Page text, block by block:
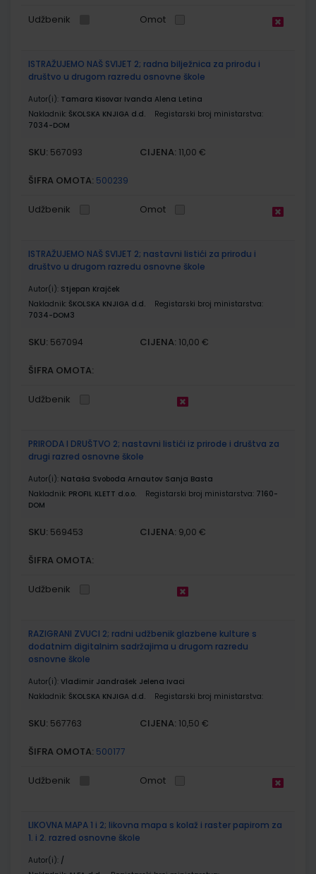
Udžbenik Omot
ISTRAŽUJEMO NAŠ SVIJET 2; radna bilježnica za prirodu i
društvo u drugom razredu osnovne škole
Autor(i): Tamara Kisovar Ivanda Alena Letina
Nakladnik: ŠKOLSKA KNJIGA d.d.
Registarski broj ministarstva:
7034-DOM
SKU: 567093 CIJENA: 11,00 €
ŠIFRA OMOTA: 500239
Udžbenik Omot
ISTRAŽUJEMO NAŠ SVIJET 2; nastavni listići za prirodu i
društvo u drugom razredu osnovne škole
Autor(i): Stjepan Krajček
Nakladnik: ŠKOLSKA KNJIGA d.d.
Registarski broj ministarstva:
7034-DOM3
SKU: 567094 CIJENA: 10,00 €
ŠIFRA OMOTA:
Udžbenik
PRIRODA I DRUŠTVO 2; nastavni listići iz prirode i društva za
drugi razred osnovne škole
Autor(i): Nataša Svoboda Arnautov Sanja Basta
Nakladnik: PROFIL KLETT d.o.o. Registarski broj ministarstva: 7160-
DOM
SKU: 569453 CIJENA: 9,00 €
ŠIFRA OMOTA:
Udžbenik
RAZIGRANI ZVUCI 2; radni udžbenik glazbene kulture s
dodatnim digitalnim sadržajima u drugom razredu
osnovne škole
Autor(i): Vladimir Jandrašek Jelena Ivaci
Nakladnik: ŠKOLSKA KNJIGA d.d. Registarski broj ministarstva:
SKU: 567763 CIJENA: 10,50 €
ŠIFRA OMOTA: 500177
Udžbenik Omot
LIKOVNA MAPA 1 i 2; likovna mapa s kolaž i raster papirom za
1. i 2. razred osnovne škole
Autor(i): /